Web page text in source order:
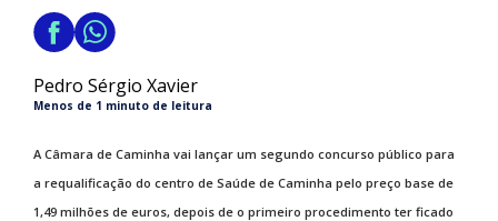
Pedro Sérgio Xavier
Menos de 1 minuto de leitura
A Câmara de Caminha vai lançar um segundo concurso público para
a requalificação do centro de Saúde de Caminha pelo preço base de
1,49 milhões de euros, depois de o primeiro procedimento ter ficado